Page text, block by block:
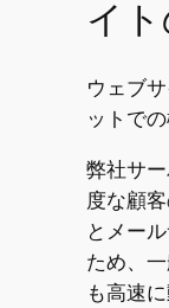
イ
ウェブ
ットで
弊社サ
度な顧
とメー
ため、
も高速